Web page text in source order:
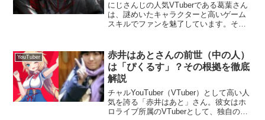
にじさんじの人気VTuberである葛葉さん
は、謎めいたキャラクターと高いゲーム
スキルでファンを魅了しています。その
す。今回は、葛葉さんと前世との関係に
ついて、噂やプロフィ...
YouTuber
赤井はあとさんの前世（中の人）
は「ぴくるす」？その根拠を徹底
解説
チャルYouTuber（VTuber）として高い人
気を誇る「赤井はあと」さん。彼女はホ
ロライブ所属のVTuberとして、独自のキ